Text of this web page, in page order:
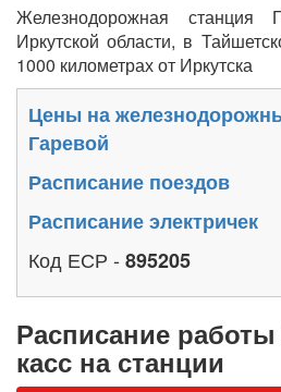
Железнодорожная станция
Иркутской области, в
1000 километрах от Иркутска
Цены на
Гаревой
Расписание поездов
Расписание электричек
Код ЕСР - 895205
Расписание
касс на станции